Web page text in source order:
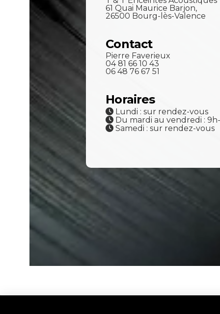
61 Quai Maurice Barjon,
26500 Bourg-lès-Valence
Contact
Pierre Faverieux
04 81 66 10 43
06 48 76 67 51
Horaires
Lundi : sur rendez-vous
Du mardi au vendredi :
Samedi : sur rendez-vous